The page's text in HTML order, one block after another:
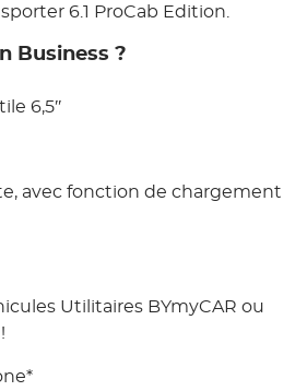
6.1 ProCab Edition.
Business ?
6,5″
avec fonction de chargement
Utilitaires BYmyCAR ou